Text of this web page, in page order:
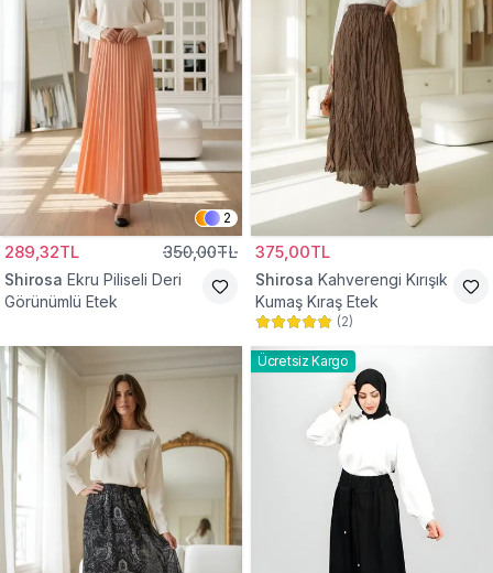
2
289,32TL 350,00TL
Shirosa Ekru Piliseli Deri
Görünümlü Etek
375,00TL
Shirosa Kahverengi Kırışık
Kumaş Kıraş Etek
(2)
Ücretsiz Kargo